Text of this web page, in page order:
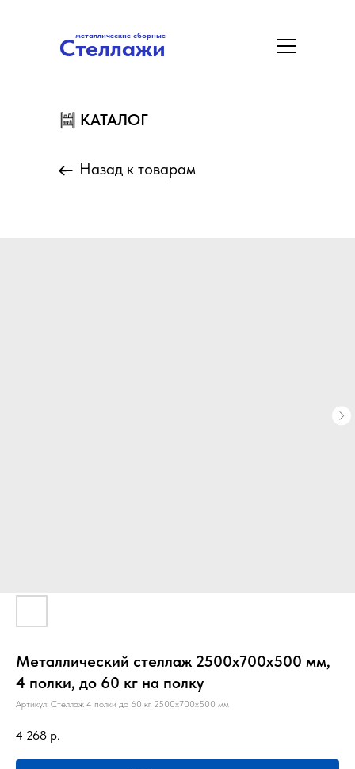
Стеллажи
металлические сборные
Стеллажи
КАТАЛОГ
Назад к товарам
Металлический стеллаж 2500х700х500 мм,
4 полки, до 60 кг на полку
Артикул: Стеллаж 4 полки до 60 кг 2500х700х500 мм
4 268 р.